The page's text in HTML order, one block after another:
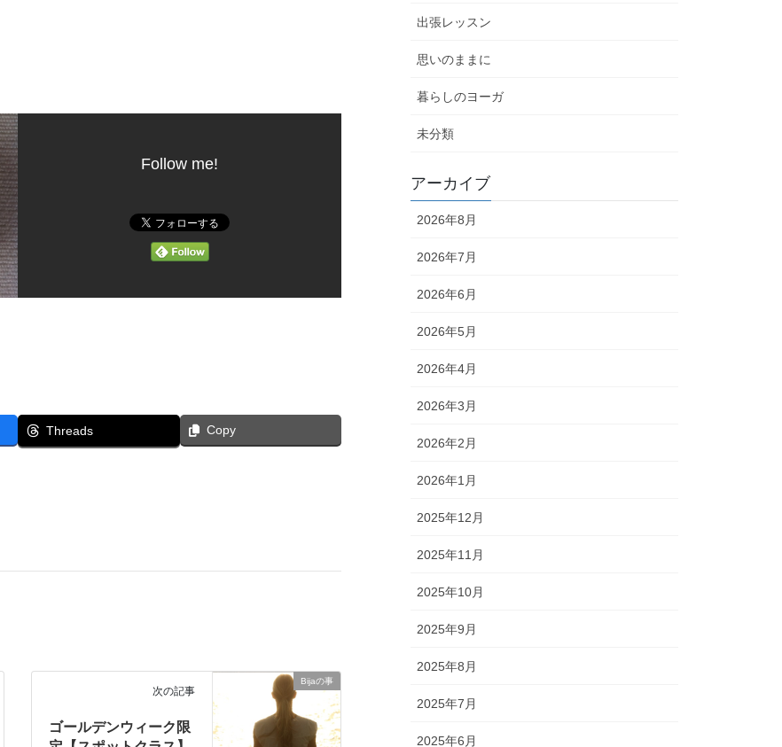
Follow me!
Threads Copy
Bijaの事
次の記事
ゴールデンウィーク限
出張レッスン
思いのままに
暮らしのヨーガ
未分類
アーカイブ
2026年8月
2026年7月
2026年6月
2026年5月
2026年4月
2026年3月
2026年2月
2026年1月
2025年12月
2025年11月
2025年10月
2025年9月
2025年8月
2025年7月
2025年6月